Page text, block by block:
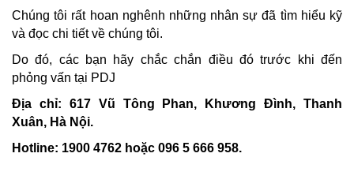
Chúng tôi rất hoan nghênh những nhân sự đã tìm hiểu kỹ
và đọc chi tiết về chúng tôi.
Do đó, các bạn hãy chắc chắn điều đó trước khi đến
phỏng vấn tại PDJ
Địa chỉ: 617 Vũ Tông Phan, Khương Đình, Thanh
Xuân, Hà Nội.
Hotline: 1900 4762 hoặc 096 5 666 958.